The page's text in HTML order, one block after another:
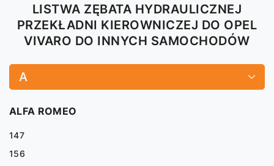
LISTWA ZĘBATA HYDRAULICZNEJ
PRZEKŁADNI KIEROWNICZEJ DO OPEL
VIVARO DO INNYCH SAMOCHODÓW
A
ALFA ROMEO
147
156